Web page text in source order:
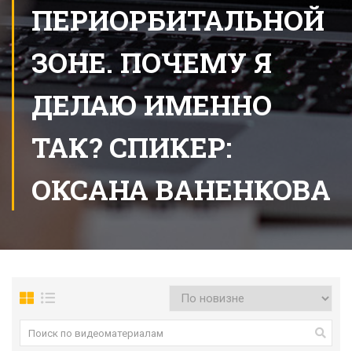
ПЕРИОРБИТАЛЬНОЙ
ЗОНЕ. ПОЧЕМУ Я
ДЕЛАЮ ИМЕННО
ТАК? СПИКЕР:
ОКСАНА ВАНЕНКОВА